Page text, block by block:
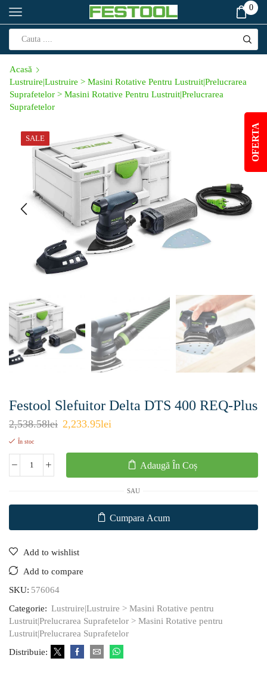
0
Acasă
Lustruire|Lustruire > Masini Rotative Pentru Lustruit|Prelucrarea
Suprafetelor > Masini Rotative Pentru Lustruit|Prelucrarea
Suprafetelor
SALE
Festool Slefuitor Delta DTS 400 REQ-Plus
2,538.58lei 2,233.95lei
În stoc
Adaugă În Coș
SAU
Cumpara Acum
Add to wishlist
Add to compare
SKU: 576064
Categorie: Lustruire|Lustruire > Masini Rotative pentru
Lustruit|Prelucrarea Suprafetelor > Masini Rotative pentru
Lustruit|Prelucrarea Suprafetelor
Distribuie:
OFERTA